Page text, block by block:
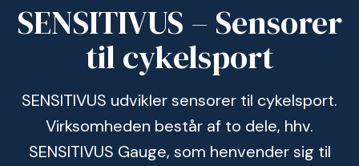
SENSITIVUS – Sensorer
til cykelsport
SENSITIVUS udvikler sensorer til cykelsport.
Virksomheden består af to dele, hhv.
SENSITIVUS Gauge, som henvender sig til